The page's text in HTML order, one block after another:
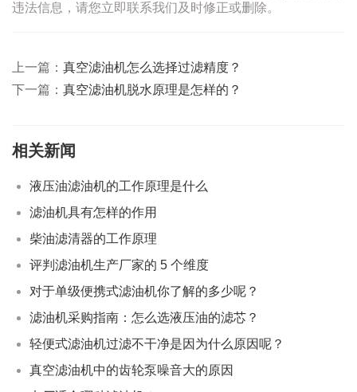
违法信息，请您立即联系我们及时修正或删除。
上一篇： 真空滤油机怎么选择过滤精度？
下一篇： 真空滤油机脱水原理是怎样的？
相关新闻
液压油滤油机的工作原理是什么
滤油机具有怎样的作用
柴油滤清器的工作原理
评判滤油机生产厂家的 5 个维度
对于单级便携式滤油机你了解的多少呢？
滤油机采购指南：怎么选液压油的滤芯？
轻便式滤油机过滤不干净是因为什么原因呢？
真空滤油机中的齿轮泵噪音大的原因